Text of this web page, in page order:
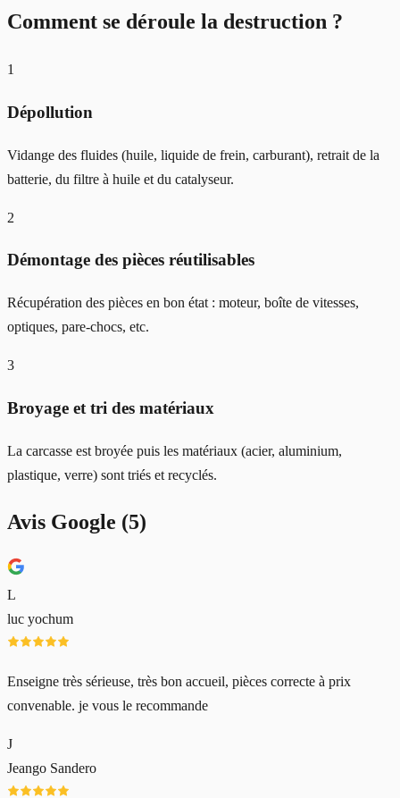
Comment se déroule la destruction ?
1
Dépollution
Vidange des fluides (huile, liquide de frein, carburant), retrait de la
batterie, du filtre à huile et du catalyseur.
2
Démontage des pièces réutilisables
Récupération des pièces en bon état : moteur, boîte de vitesses,
optiques, pare-chocs, etc.
3
Broyage et tri des matériaux
La carcasse est broyée puis les matériaux (acier, aluminium,
plastique, verre) sont triés et recyclés.
Avis Google (5)
L
luc yochum
Enseigne très sérieuse, très bon accueil, pièces correcte à prix
convenable. je vous le recommande
J
Jeango Sandero